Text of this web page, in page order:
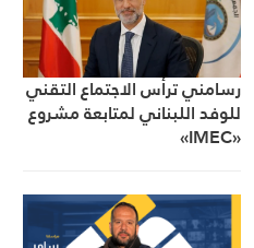
رسامني ترأس الاجتماع التقني
للوفد اللبناني لمتابعة مشروع
«IMEC»